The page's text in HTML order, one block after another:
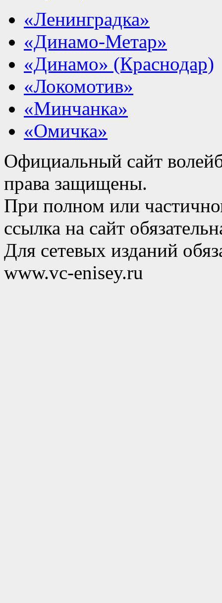
«Ленинградка»
«Динамо-Метар»
«Динамо» (Краснодар)
«Локомотив»
«Минчанка»
«Омичка»
Официальный сайт
права защищены.
При полном или
ссылка на сайт
Для сетевых изданий
www.vc-enisey.ru